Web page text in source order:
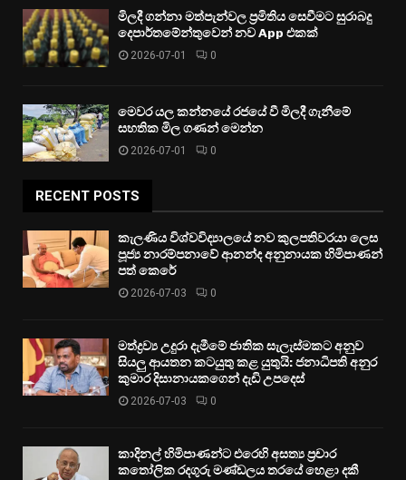
මිලදී ගන්නා මත්පැන්වල ප්‍රමිතිය සෙවීමට සුරාබදු
දෙපාර්තමේන්තුවෙන් නව App එකක්
2026-07-01 0
මෙවර යල කන්නයේ රජයේ වී මිලදී ගැනීමේ
සහතික මිල ගණන් මෙන්න
2026-07-01 0
RECENT POSTS
කැලණිය විශ්වවිද්‍යාලයේ නව කුලපතිවරයා ලෙස
පූජ්‍ය නාරම්පනාවේ ආනන්ද අනුනායක හිමිපාණන්
පත් කෙරේ
2026-07-03 0
මත්ද්‍රව්‍ය උදුරා දැමීමේ ජාතික සැලැස්මකට අනුව
සියලු ආයතන කටයුතු කළ යුතුයි: ජනාධිපති අනුර
කුමාර දිසානායකගෙන් දැඩි උපදෙස්
2026-07-03 0
කාදිනල් හිමිපාණන්ට එරෙහි අසත්‍ය ප්‍රචාර
කතෝලික රදගුරු මණ්ඩලය තරයේ හෙළා දකී